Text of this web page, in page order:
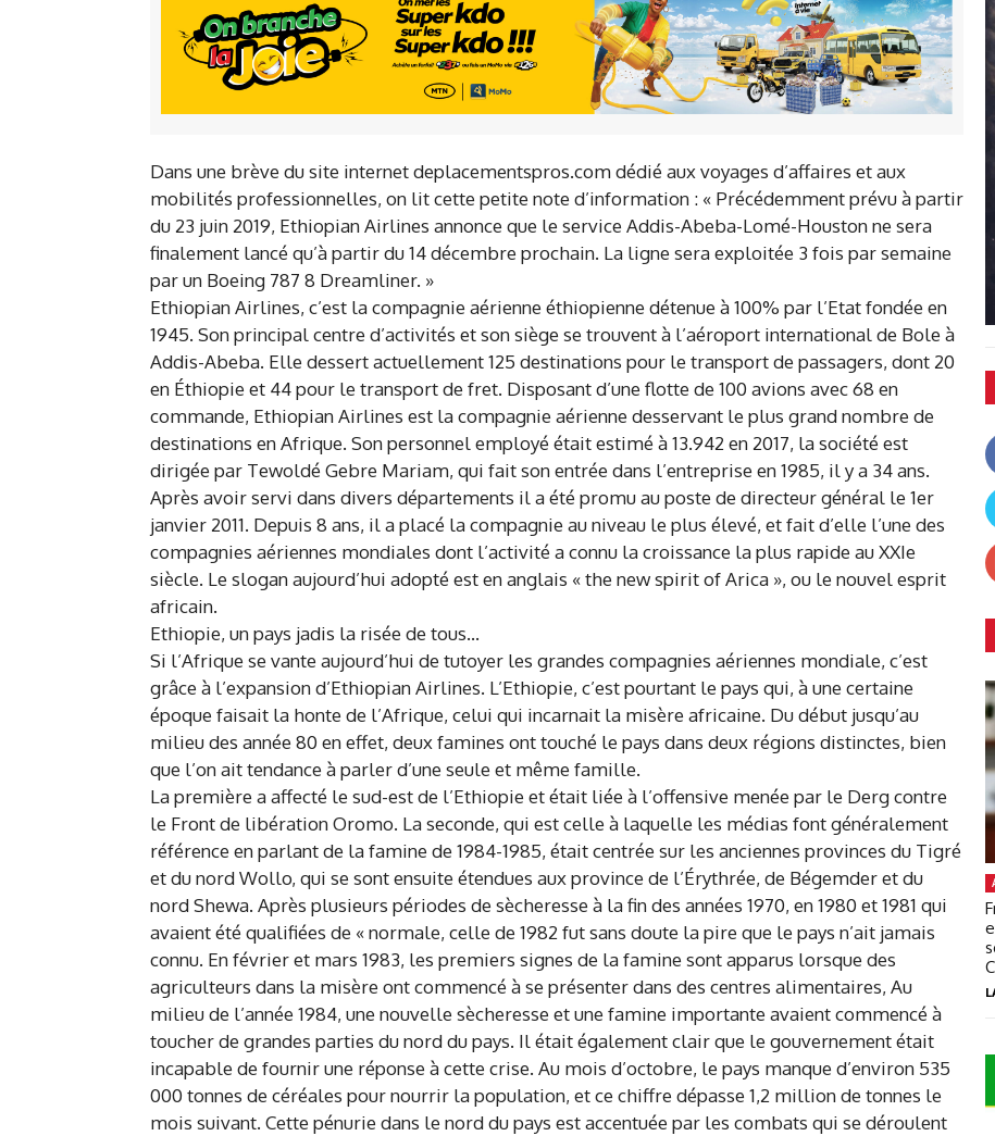
Dans une brève du site internet deplacementspros.com dédié aux voyages d’affaires et aux
mobilités professionnelles, on lit cette petite note d’information : « Précédemment prévu à partir
du 23 juin 2019, Ethiopian Airlines annonce que le service Addis-Abeba-Lomé-Houston ne sera
finalement lancé qu’à partir du 14 décembre prochain. La ligne sera exploitée 3 fois par semaine
par un Boeing 787 8 Dreamliner. »
Ethiopian Airlines, c’est la compagnie aérienne éthiopienne détenue à 100% par l’Etat fondée en
1945. Son principal centre d’activités et son siège se trouvent à l’aéroport international de Bole à
Addis-Abeba. Elle dessert actuellement 125 destinations pour le transport de passagers, dont 20
en Éthiopie et 44 pour le transport de fret. Disposant d’une flotte de 100 avions avec 68 en
commande, Ethiopian Airlines est la compagnie aérienne desservant le plus grand nombre de
destinations en Afrique. Son personnel employé était estimé à 13.942 en 2017, la société est
dirigée par Tewoldé Gebre Mariam, qui fait son entrée dans l’entreprise en 1985, il y a 34 ans.
Après avoir servi dans divers départements il a été promu au poste de directeur général le 1er
janvier 2011. Depuis 8 ans, il a placé la compagnie au niveau le plus élevé, et fait d’elle l’une des
compagnies aériennes mondiales dont l’activité a connu la croissance la plus rapide au XXIe
siècle. Le slogan aujourd’hui adopté est en anglais « the new spirit of Arica », ou le nouvel esprit
africain.
Ethiopie, un pays jadis la risée de tous…
Si l’Afrique se vante aujourd’hui de tutoyer les grandes compagnies aériennes mondiale, c’est
grâce à l’expansion d’Ethiopian Airlines. L’Ethiopie, c’est pourtant le pays qui, à une certaine
époque faisait la honte de l’Afrique, celui qui incarnait la misère africaine. Du début jusqu’au
milieu des année 80 en effet, deux famines ont touché le pays dans deux régions distinctes, bien
que l’on ait tendance à parler d’une seule et même famille.
La première a affecté le sud-est de l’Ethiopie et était liée à l’offensive menée par le Derg contre
le Front de libération Oromo. La seconde, qui est celle à laquelle les médias font généralement
référence en parlant de la famine de 1984-1985, était centrée sur les anciennes provinces du Tigré
et du nord Wollo, qui se sont ensuite étendues aux province de l’Érythrée, de Bégemder et du
nord Shewa. Après plusieurs périodes de sècheresse à la fin des années 1970, en 1980 et 1981 qui
avaient été qualifiées de « normale, celle de 1982 fut sans doute la pire que le pays n’ait jamais
connu. En février et mars 1983, les premiers signes de la famine sont apparus lorsque des
agriculteurs dans la misère ont commencé à se présenter dans des centres alimentaires, Au
milieu de l’année 1984, une nouvelle sècheresse et une famine importante avaient commencé à
toucher de grandes parties du nord du pays. Il était également clair que le gouvernement était
incapable de fournir une réponse à cette crise. Au mois d’octobre, le pays manque d’environ 535
000 tonnes de céréales pour nourrir la population, et ce chiffre dépasse 1,2 million de tonnes le
mois suivant. Cette pénurie dans le nord du pays est accentuée par les combats qui se déroulent